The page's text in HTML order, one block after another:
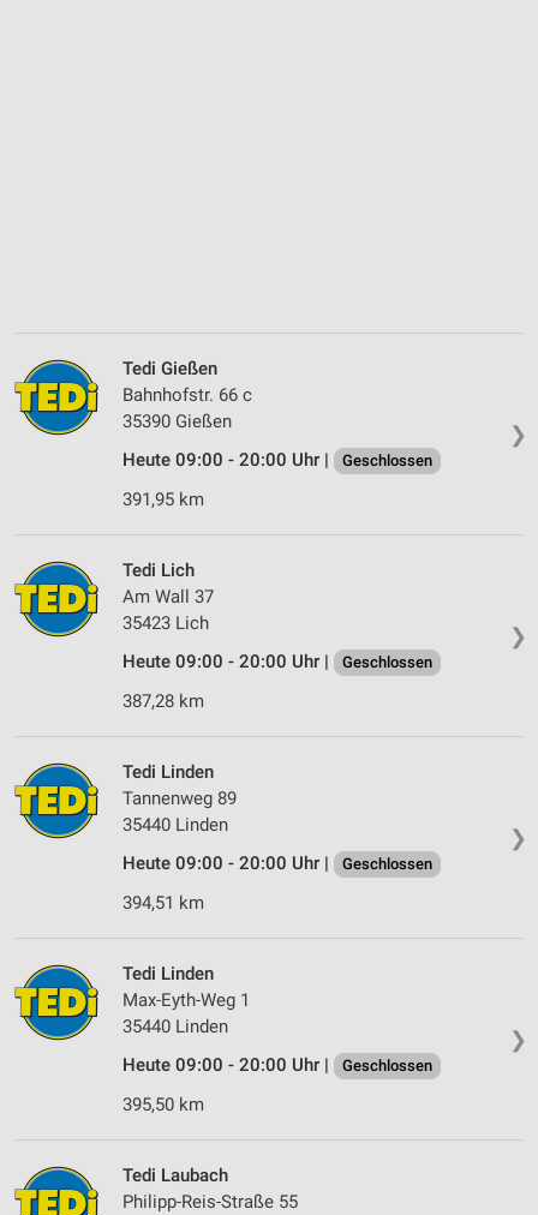
❯
Tedi Gießen
Bahnhofstr. 66 c
35390 Gießen
Heute 09:00 - 20:00 Uhr |
Geschlossen
391,95 km
❯
Tedi Lich
Am Wall 37
35423 Lich
Heute 09:00 - 20:00 Uhr |
Geschlossen
387,28 km
❯
Tedi Linden
Tannenweg 89
35440 Linden
Heute 09:00 - 20:00 Uhr |
Geschlossen
394,51 km
❯
Tedi Linden
Max-Eyth-Weg 1
35440 Linden
Heute 09:00 - 20:00 Uhr |
Geschlossen
395,50 km
Tedi Laubach
Philipp-Reis-Straße 55